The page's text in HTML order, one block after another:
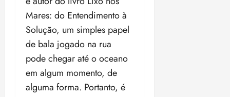
Mares: do Entendimento à
Solução, um simples papel
de bala jogado na rua
pode chegar até o oceano
em algum momento, de
alguma forma. Portanto, é